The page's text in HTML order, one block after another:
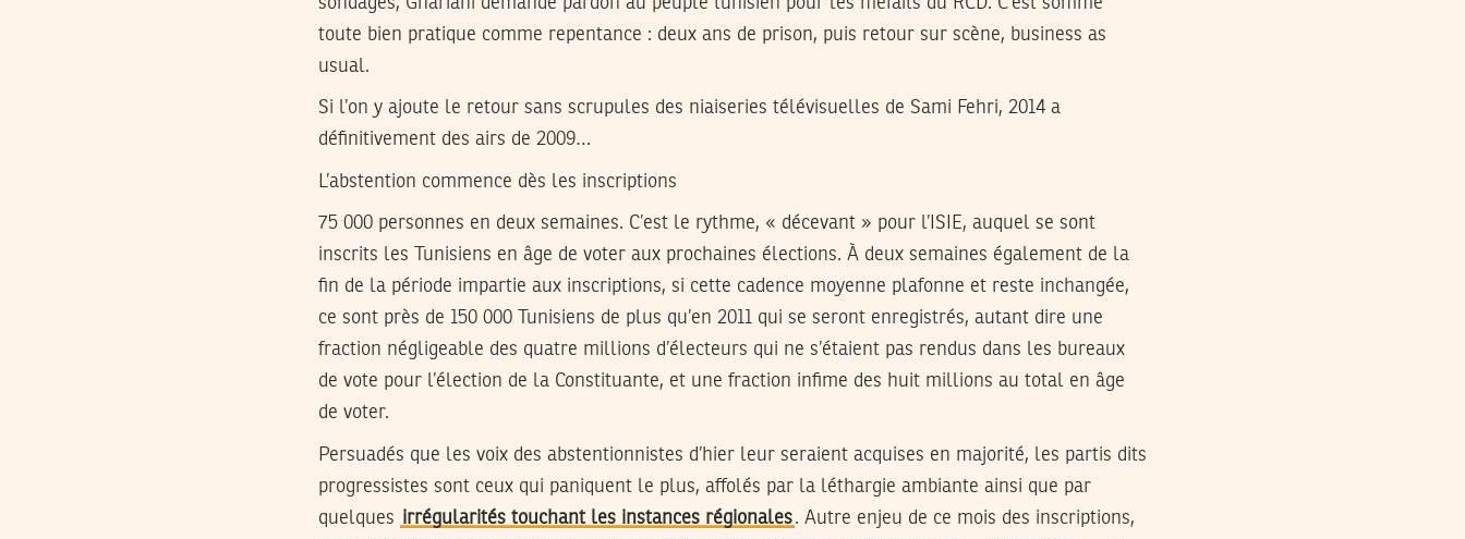
toute bien pratique comme repentance : deux ans de prison, puis retour sur scène, business as
usual.
Si l’on y ajoute le retour sans scrupules des niaiseries télévisuelles de Sami Fehri, 2014 a
définitivement des airs de 2009…
L’abstention commence dès les inscriptions
75 000 personnes en deux semaines. C’est le rythme, « décevant » pour l’ISIE, auquel se sont
inscrits les Tunisiens en âge de voter aux prochaines élections. À deux semaines également de la
fin de la période impartie aux inscriptions, si cette cadence moyenne plafonne et reste inchangée,
ce sont près de 150 000 Tunisiens de plus qu’en 2011 qui se seront enregistrés, autant dire une
fraction négligeable des quatre millions d’électeurs qui ne s’étaient pas rendus dans les bureaux
de vote pour l’élection de la Constituante, et une fraction infime des huit millions au total en âge
de voter.
Persuadés que les voix des abstentionnistes d’hier leur seraient acquises en majorité, les partis dits
progressistes sont ceux qui paniquent le plus, affolés par la léthargie ambiante ainsi que par
quelques irrégularités touchant les instances régionales. Autre enjeu de ce mois des inscriptions,